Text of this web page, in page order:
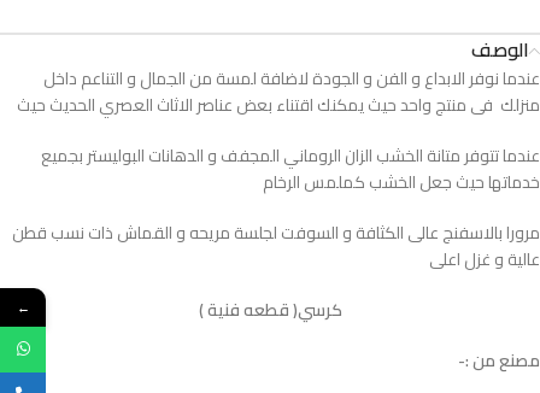
الوصف
عندما نوفر الابداع و الفن و الجودة لاضافة لمسة من الجمال و التناعم داخل
منزلك فى منتج واحد حيث يمكنك اقتناء بعض عناصر الاثاث العصري الحديث حيث
عندما تتوفر متانة الخشب الزان الروماني المجفف و الدهانات البوليستر بجميع
خدماتها حيث جعل الخشب كملمس الرخام
مرورا بالاسفنج عالى الكثافة و السوفت لجلسة مريحه و القماش ذات نسب قطن
عالية و غزل اعلى
كرسي( قطعه فنية )
مصنع من :-
←